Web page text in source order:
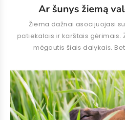
Ar šunys žiemą
Žiema dažnai asocijuojasi
patiekalais ir karštais gėrimais.
mėgautis šiais dalykais.